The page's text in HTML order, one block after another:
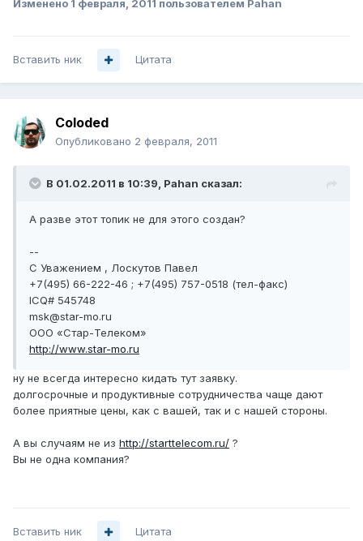
Изменено 1 февраля, 2011 пользователем Pahan
Вставить ник Цитата
Coloded
Опубликовано 2 февраля, 2011
В 01.02.2011 в 10:39, Pahan сказал:
А разве этот топик не для этого создан?
--
С Уважением , Лоскутов Павел
+7(495) 66-222-46 ; +7(495) 757-0518 (тел-факс)
ICQ# 545748
msk@star-mo.ru
ООО «Стар-Телеком»
http://www.star-mo.ru
ну не всегда интересно кидать тут заявку.
долгосрочные и продуктивные сотрудничества чаще дают
более приятные цены, как с вашей, так и с нашей стороны.
А вы случаям не из http://starttelecom.ru/ ?
Вы не одна компания?
Вставить ник Цитата